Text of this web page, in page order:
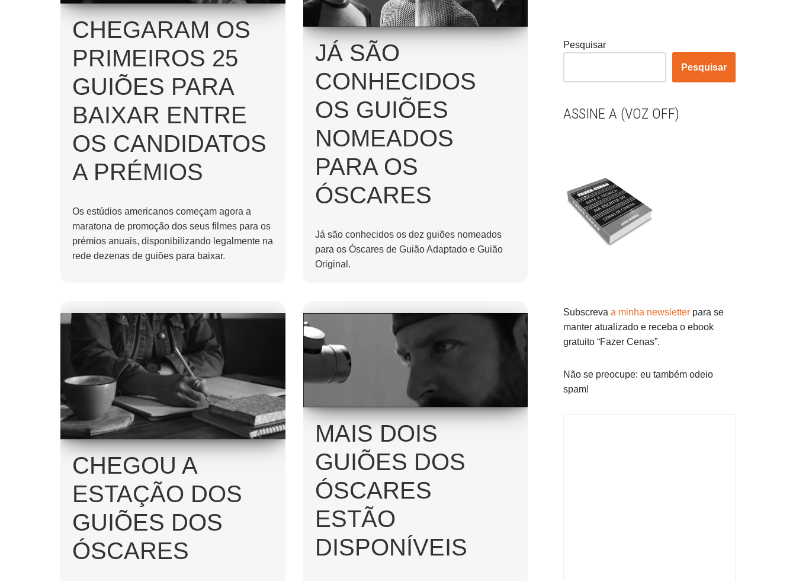
CHEGARAM OS
PRIMEIROS 25
GUIÕES PARA
BAIXAR ENTRE
OS CANDIDATOS
A PRÉMIOS
Os estúdios americanos começam agora a
maratona de promoção dos seus filmes para os
prémios anuais, disponibilizando legalmente na
rede dezenas de guiões para baixar.
JÁ SÃO
CONHECIDOS
OS GUIÕES
NOMEADOS
PARA OS
ÓSCARES
Já são conhecidos os dez guiões nomeados
para os Óscares de Guião Adaptado e Guião
Original.
CHEGOU A
ESTAÇÃO DOS
GUIÕES DOS
ÓSCARES
MAIS DOIS
GUIÕES DOS
ÓSCARES
ESTÃO
DISPONÍVEIS
Pesquisar
Pesquisar
ASSINE A (VOZ OFF)
Subscreva a minha newsletter para se
manter atualizado e receba o ebook
gratuito “Fazer Cenas”.
Não se preocupe: eu também odeio
spam!